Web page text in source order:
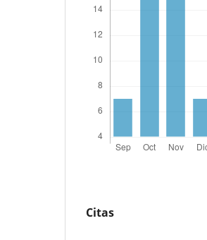
Citas